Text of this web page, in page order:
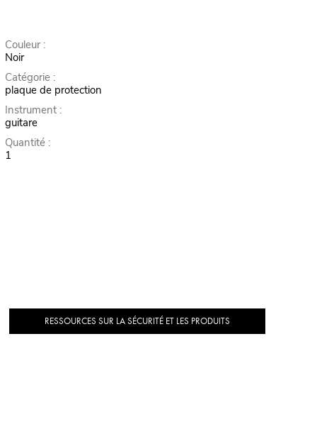
Couleur :
Noir
Catégorie :
plaque de protection
Instrument :
guitare
Quantité :
1
RESSOURCES SUR LA SÉCURITÉ ET LES PRODUITS